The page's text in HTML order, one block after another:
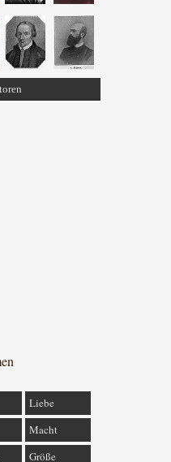
Liebe
Macht
Größe